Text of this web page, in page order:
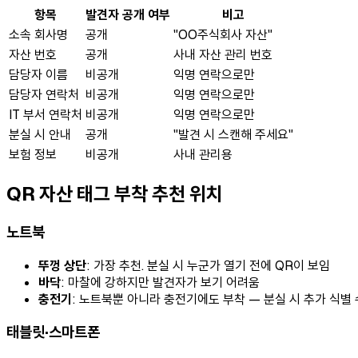
항목 발견자 공개 여부
비고
소속 회사명
공개
"OO주식회사 자산"
자산 번호
공개
사내 자산 관리 번호
담당자 이름
비공개
익명 연락으로만
담당자 연락처 비공개
익명 연락으로만
IT 부서 연락처 비공개
익명 연락으로만
분실 시 안내
공개
"발견 시 스캔해 주세요"
보험 정보
비공개 사내 관리용
QR 자산 태그 부착 추천 위치
노트북
뚜껑 상단: 가장 추천. 분실 시 누군가 열기 전에 QR이 보임
바닥: 마찰에 강하지만 발견자가 보기 어려움
충전기: 노트북뿐 아니라 충전기에도 부착 — 분실 시 추가 식별
태블릿·스마트폰